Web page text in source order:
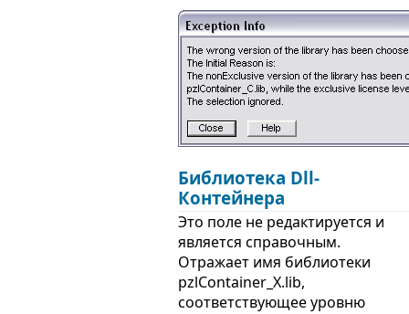
Библиотека Dll-
Контейнера
Это поле не редактируется и
является справочным.
Отражает имя библиотеки
pzlContainer_X.lib,
соответствующее уровню